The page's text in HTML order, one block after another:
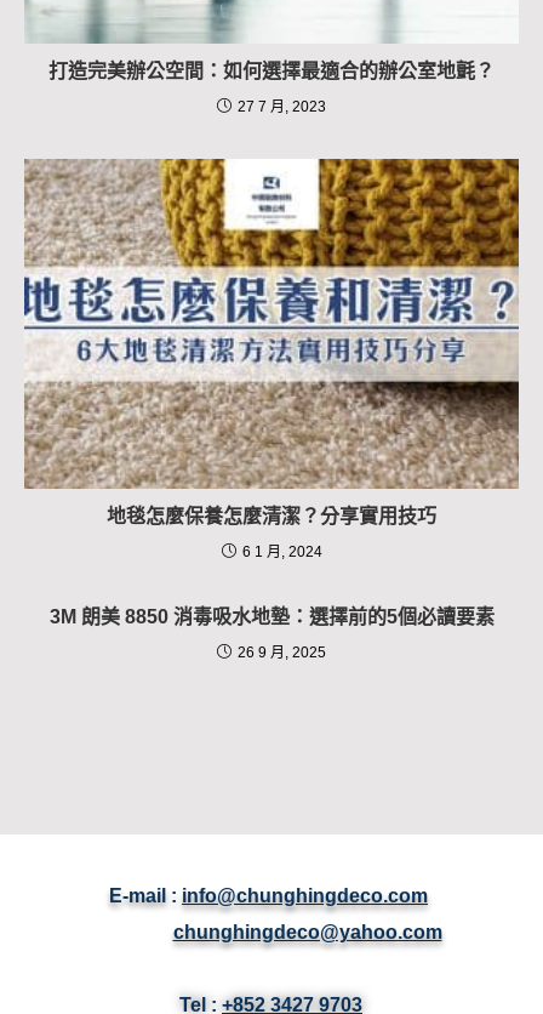
打造完美辦公空間：如何選擇最適合的辦公室地氈？
27 7 月, 2023
地毯怎麼保養怎麼清潔？分享實用技巧
6 1 月, 2024
3M 朗美 8850 消毒吸水地墊：選擇前的5個必讀要素
26 9 月, 2025
E-mail : info@chunghingdeco.com
chunghingdeco@yahoo.com
Tel : +852 3427 9703